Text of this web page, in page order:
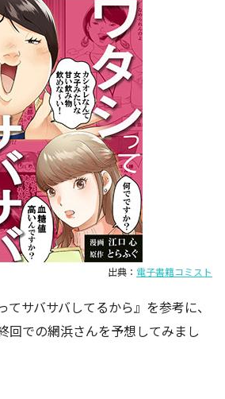
出典： 電子書籍コミスト
てサバサバしてるから』を参考に、
回での網浜さんを予想してみまし